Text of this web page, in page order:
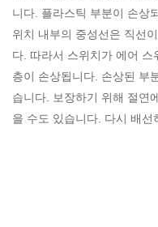
니다. 플라스틱 부분이 손상
위치 내부의 중성선은 직선
다. 따라서 스위치가 에어
층이 손상됩니다. 손상된 부
습니다. 보장하기 위해 절연
을 수도 있습니다. 다시 배선